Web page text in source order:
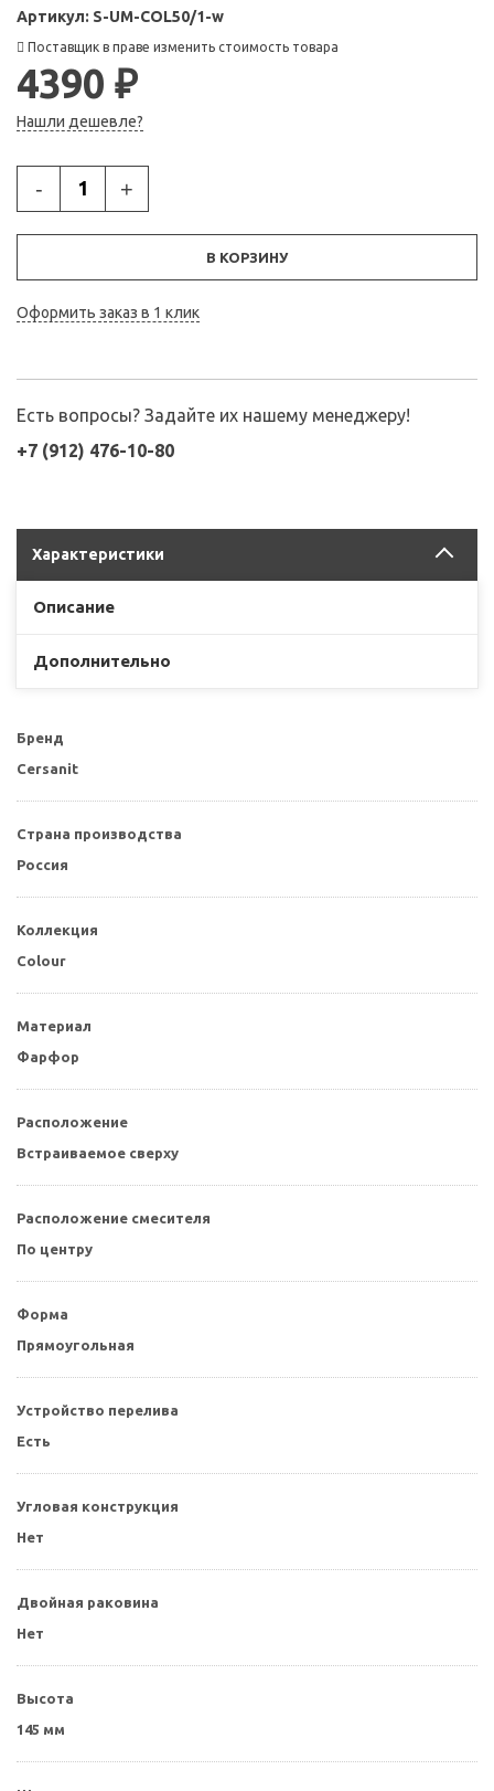
Артикул: S-UM-COL50/1-w
Поставщик в праве изменить стоимость товара
4390 ₽
Нашли дешевле?
- +
В КОРЗИНУ
Оформить заказ в 1 клик
Есть вопросы? Задайте их нашему менеджеру!
+7 (912) 476-10-80
Характеристики
Описание
Дополнительно
Бренд
Cersanit
Страна производства
Россия
Коллекция
Colour
Материал
Фарфор
Расположение
Встраиваемое сверху
Расположение смесителя
По центру
Форма
Прямоугольная
Устройство перелива
Есть
Угловая конструкция
Нет
Двойная раковина
Нет
Высота
145 мм